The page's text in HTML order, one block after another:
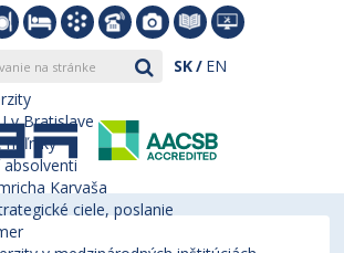
SK EN
v Bratislave
míľniky
absolventi
Karvaša
ciele, poslanie